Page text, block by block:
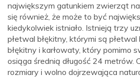
największym gatunkiem zwierząt
się również, że może to być
kiedykolwiek istniało. Istnieją trzy
płetwal błękitny, którymi są płetwal
błękitny i karłowaty, który pomimo
osiąga średnią długość 24 metrów.
rozmiary i wolno dojrzewająca